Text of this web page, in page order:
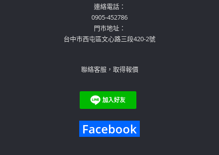
連絡電話：
0905-452786
門市地址：
台中市西屯區文心路三段420-2號
聯絡客服，取得報價
Facebook